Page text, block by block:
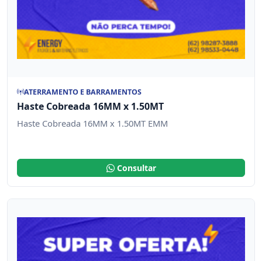
ATERRAMENTO E BARRAMENTOS
Haste Cobreada 16MM x 1.50MT
Haste Cobreada 16MM x 1.50MT EMM
Consultar